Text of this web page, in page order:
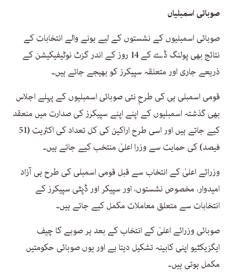
صوبائی اسمبلیاں
صوبائی اسمبلیوں کے نشستوں کے لیے ہونے والے انتخابات کے
نتائج بھی پولنگ ڈے کے 14 روز کے اندر گزٹ نوٹیفیکیشن کے
ذریعے جاری اور متعلقہ سپیکرز کو بھیجے جاتے ہیں۔
قومی اسمبلی ہی کی طرحٖ نئی صوبائی اسمبلیوں کے پہلے اجلاس
بھی گذشتہ اسمبلیوں کے اپنے اپنے سپیکرز کی صدارت میں منعقد
کیے جاتے ہیں اور اسی طرح اراکین کی کل تعداد کی اکثریت (51
فیصد) کی حمایت سے وزرا اعلیٰ منتخب کیے جاتے ہیں۔
وزرائے اعلیٰ کے انتخاب سے قبل قومی اسمبلی کی طرح ہی آزاد
امیدوار، مخصوص نشستوں، اور سپیکر اور ڈپٹی سپیکرز کے
انتخابات سے متعلق معاملات مکمل کیے جاتے ہیں۔
صوبائی وزرائے اعلیٰ کے انتخاب کے بعد ہر صوبے کا چیف
ایگزیکٹیو اپنی کابینہ تشکیل دیتا ہے اور یوں صوبائی حکومتیں
مکمل ہوتی ہیں۔